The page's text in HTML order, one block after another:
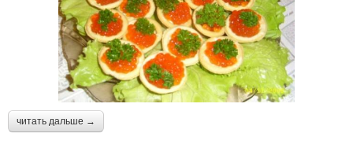
читать дальше →